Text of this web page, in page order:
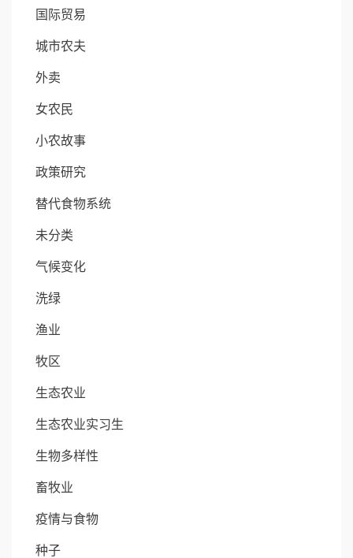
国际贸易
城市农夫
外卖
女农民
小农故事
政策研究
替代食物系统
未分类
气候变化
洗绿
渔业
牧区
生态农业
生态农业实习生
生物多样性
畜牧业
疫情与食物
种子